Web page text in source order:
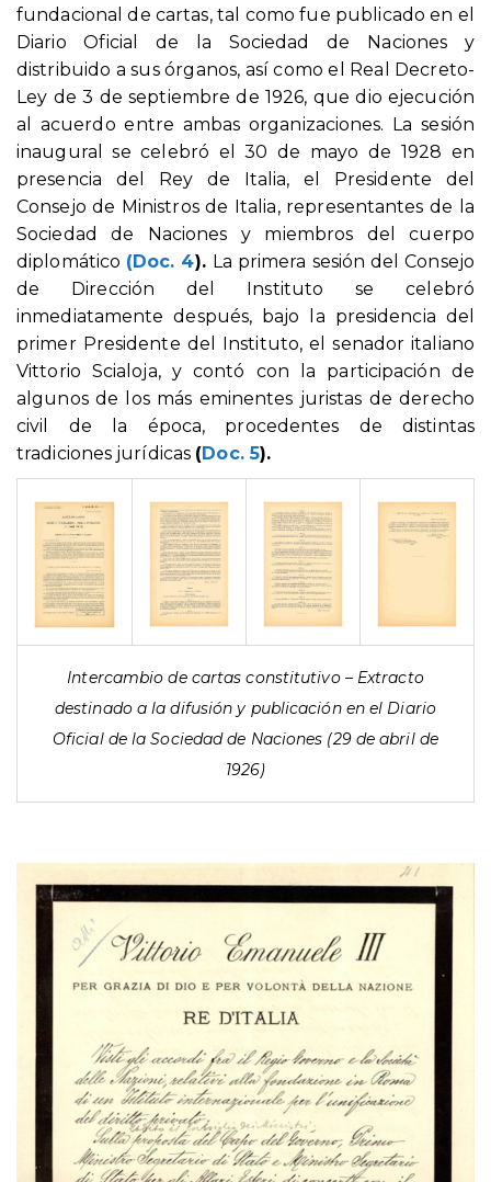
fundacional de cartas, tal como fue publicado en el
Diario Oficial de la Sociedad de Naciones y
distribuido a sus órganos, así como el Real Decreto-
Ley de 3 de septiembre de 1926, que dio ejecución
al acuerdo entre ambas organizaciones. La sesión
inaugural se celebró el 30 de mayo de 1928 en
presencia del Rey de Italia, el Presidente del
Consejo de Ministros de Italia, representantes de la
Sociedad de Naciones y miembros del cuerpo
diplomático (Doc. 4). La primera sesión del Consejo
de Dirección del Instituto se celebró
inmediatamente después, bajo la presidencia del
primer Presidente del Instituto, el senador italiano
Vittorio Scialoja, y contó con la participación de
algunos de los más eminentes juristas de derecho
civil de la época, procedentes de distintas
tradiciones jurídicas (Doc. 5).
Intercambio de cartas constitutivo – Extracto
destinado a la difusión y publicación en el Diario
Oficial de la Sociedad de Naciones (29 de abril de
1926)